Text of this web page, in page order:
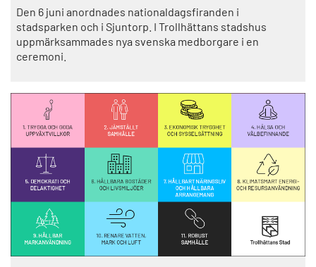
Den 6 juni anordnades nationaldagsfiranden i
stadsparken och i Sjuntorp. I Trollhättans stadshus
uppmärksammades nya svenska medborgare i en
ceremoni.